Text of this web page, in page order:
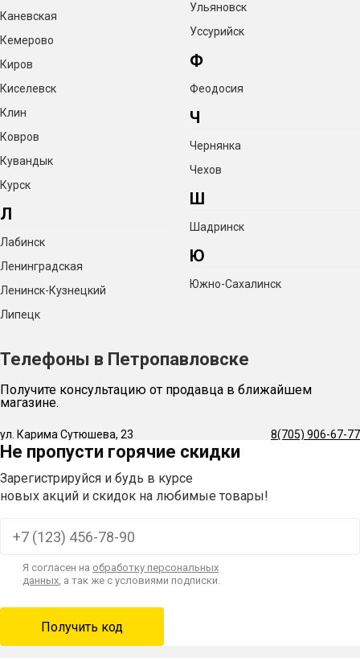
Каневская
Кемерово
Киров
Киселевск
Клин
Ковров
Кувандык
Курск
Л
Лабинск
Ленинградская
Ленинск-Кузнецкий
Липецк
Ульяновск
Уссурийск
Ф
Феодосия
Ч
Чернянка
Чехов
Ш
Шадринск
Ю
Южно-Сахалинск
Телефоны в Петропавловске
Получите консультацию от продавца в ближайшем
магазине.
ул. Карима Сутюшева, 23 8(705) 906-67-77
Не пропусти горячие скидки
Зарегистрируйся и будь в курсе
новых акций и скидок на любимые товары!
Я согласен на обработку персональных
данных, а так же с условиями подписки.